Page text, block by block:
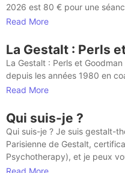
2026 est 80 € pour une
Read More
La Gestalt : Perls
La Gestalt : Perls et
depuis les années 1980 en
Read More
Qui suis-je ?
Qui suis-je ? Je suis gestalt-
Parisienne de Gestalt,
Psychotherapy), et je peux
Read More